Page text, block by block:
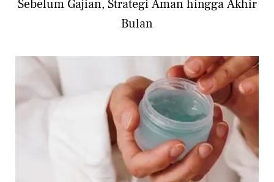
Sebelum Gajian, Strategi Aman hingga Akhir
Bulan